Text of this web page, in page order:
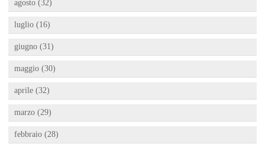
agosto (32)
luglio (16)
giugno (31)
maggio (30)
aprile (32)
marzo (29)
febbraio (28)